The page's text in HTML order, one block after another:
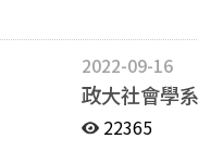
2022-09-16
政大社會學
22365